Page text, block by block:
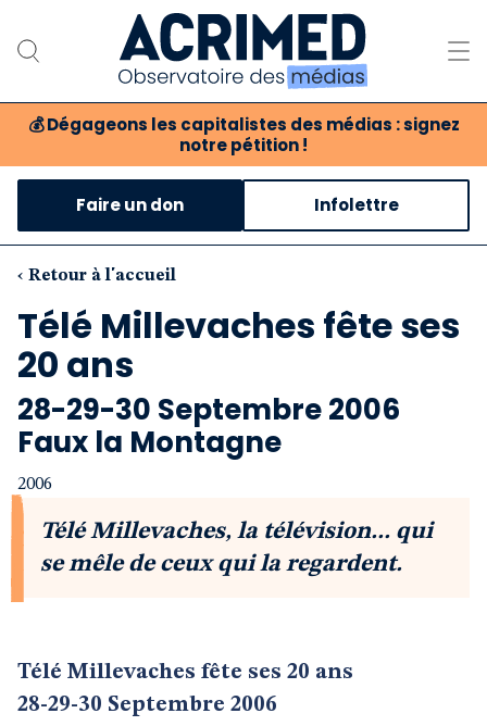
💰 Dégageons les capitalistes des médias : signez
notre pétition !
Notre association
Notre critique des médias
Nos propositions
Notre revue
Faire un don Infolettre
‹ Retour à l'accueil
Télé Millevaches fête ses
20 ans
28-29-30 Septembre 2006
Faux la Montagne
2006
Télé Millevaches, la télévision... qui
se mêle de ceux qui la regardent.
Télé Millevaches fête ses 20 ans
28-29-30 Septembre 2006